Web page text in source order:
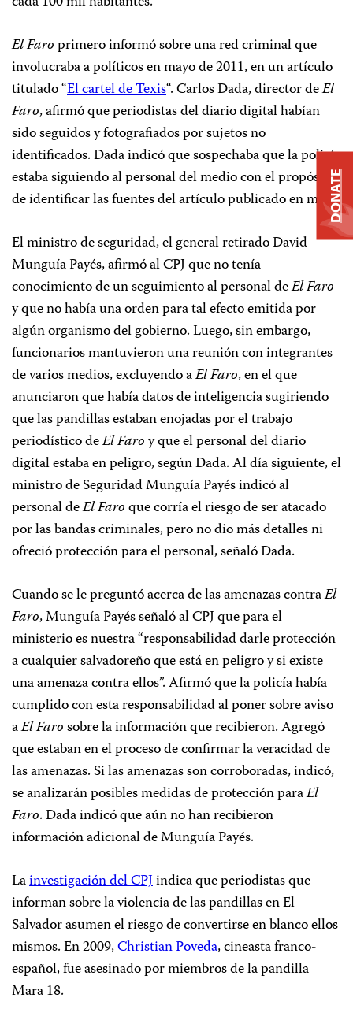
El Faroprimero informó sobre una red criminal que
involucraba a políticos en mayo de 2011, en un artículo
titulado “El cartel de Texis“. Carlos Dada, director deEl
Faro, afirmó que periodistas del diario digital habían
sido seguidos y fotografiados por sujetos no
identificados. Dada indicó que sospechaba que la policía
estaba siguiendo al personal del medio con el propósito
de identificar las fuentes del artículo publicado en mayo.
El ministro de seguridad, el general retirado David
Munguía Payés, afirmó al CPJ que no tenía
conocimiento de un seguimiento al personal deEl Faro
y que no había una orden para tal efecto emitida por
algún organismo del gobierno. Luego, sin embargo,
funcionarios mantuvieron una reunión con integrantes
de varios medios, excluyendo aEl Faro, en el que
anunciaron que había datos de inteligencia sugiriendo
que las pandillas estaban enojadas por el trabajo
periodístico deEl Faroy que el personal del diario
digital estaba en peligro, según Dada. Al día siguiente, el
ministro de Seguridad Munguía Payés indicó al
personal deEl Faroque corría el riesgo de ser atacado
por las bandas criminales, pero no dio más detalles ni
ofreció protección para el personal, señaló Dada.
Cuando se le preguntó acerca de las amenazas contraEl
Faro, Munguía Payés señaló al CPJ que para el
ministerio es nuestra “responsabilidad darle protección
a cualquier salvadoreño que está en peligro y si existe
una amenaza contra ellos”. Afirmó que la policía había
cumplido con esta responsabilidad al poner sobre aviso
aEl Farosobre la información que recibieron. Agregó
que estaban en el proceso de confirmar la veracidad de
las amenazas. Si las amenazas son corroboradas, indicó,
se analizarán posibles medidas de protección paraEl
Faro. Dada indicó que aún no han recibieron
información adicional de Munguía Payés.
Lainvestigación del CPJindica que periodistas que
informan sobre la violencia de las pandillas en El
Salvador asumen el riesgo de convertirse en blanco ellos
mismos. En 2009,Christian Poveda, cineasta franco-
español, fue asesinado por miembros de la pandilla
Mara 18.
DONATE